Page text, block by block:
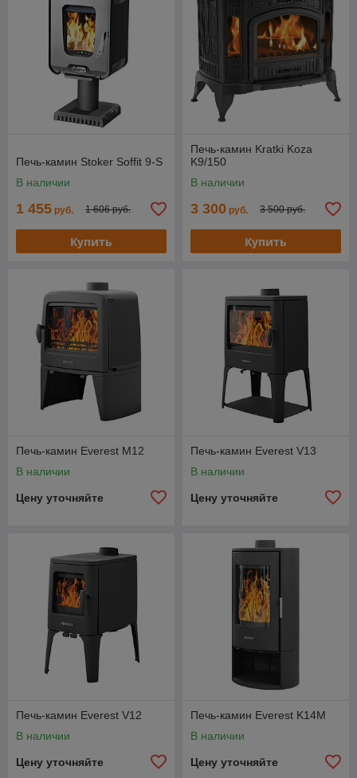
Печь-камин Stoker Soffit 9-S
В наличии
1 455 руб. 1 606 руб.
Купить
Печь-камин Kratki Koza
K9/150
В наличии
3 300 руб. 3 500 руб.
Купить
Печь-камин Everest M12
В наличии
Цену уточняйте
Печь-камин Everest V13
В наличии
Цену уточняйте
Печь-камин Everest V12
В наличии
Цену уточняйте
Печь-камин Everest K14M
В наличии
Цену уточняйте